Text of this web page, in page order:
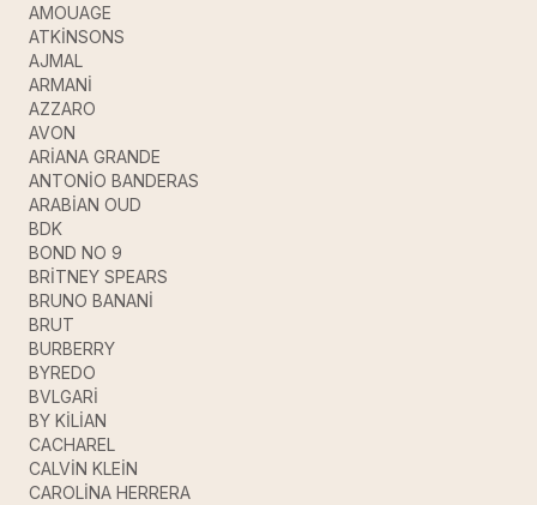
AMOUAGE
ATKİNSONS
AJMAL
ARMANİ
AZZARO
AVON
ARİANA GRANDE
ANTONİO BANDERAS
ARABİAN OUD
BDK
BOND NO 9
BRİTNEY SPEARS
BRUNO BANANİ
BRUT
BURBERRY
BYREDO
BVLGARİ
BY KİLİAN
CACHAREL
CALVİN KLEİN
CAROLİNA HERRERA